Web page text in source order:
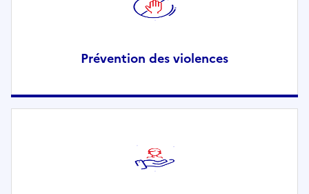
Prévention des violences